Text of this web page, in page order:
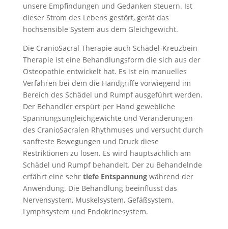
unsere Empfindungen und Gedanken steuern. Ist
dieser Strom des Lebens gestört, gerät das
hochsensible System aus dem Gleichgewicht.
Die CranioSacral Therapie auch Schädel-Kreuzbein-
Therapie ist eine Behandlungsform die sich aus der
Osteopathie entwickelt hat. Es ist ein manuelles
Verfahren bei dem die Handgriffe vorwiegend im
Bereich des Schädel und Rumpf ausgeführt werden.
Der Behandler erspürt per Hand gewebliche
Spannungsungleichgewichte und Veränderungen
des CranioSacralen Rhythmuses und versucht durch
sanfteste Bewegungen und Druck diese
Restriktionen zu lösen. Es wird hauptsächlich am
Schädel und Rumpf behandelt. Der zu Behandelnde
erfährt eine sehr tiefe Entspannungwährend der
Anwendung. Die Behandlung beeinflusst das
Nervensystem, Muskelsystem, Gefäßsystem,
Lymphsystem und Endokrinesystem.